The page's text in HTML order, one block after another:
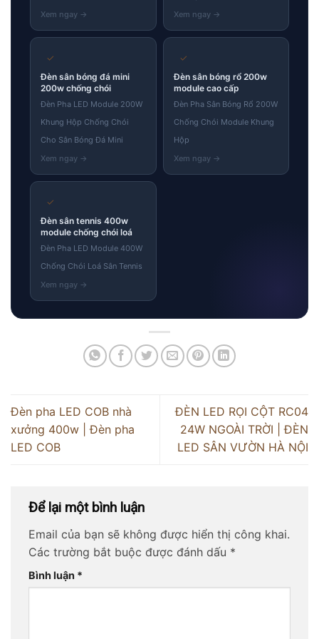
✓
Đèn sân bóng đá mini
200w chống chói
Đèn Pha LED Module 200W
Khung Hộp Chống Chói
Cho Sân Bóng Đá Mini
✓
Đèn sân bóng rổ 200w
module cao cấp
Đèn Pha Sân Bóng Rổ 200W
Chống Chói Module Khung
Hộp
✓
Đèn sân tennis 400w
module chống chói loá
Đèn Pha LED Module 400W
Chống Chói Loá Sân Tennis
Đèn pha LED COB nhà
xưởng 400w | Đèn pha
LED COB
ĐÈN LED RỌI CỘT RC04
24W NGOÀI TRỜI | ĐÈN
LED SÂN VƯỜN HÀ NỘI
Để lại một bình luận
Email của bạn sẽ không được hiển thị công khai.
Các trường bắt buộc được đánh dấu *
Bình luận *